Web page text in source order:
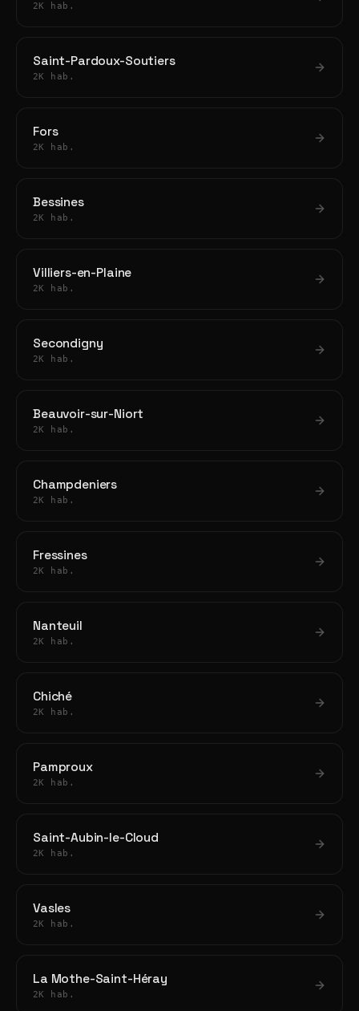
2K hab.
Saint-Pardoux-Soutiers
2K hab.
Fors
2K hab.
Bessines
2K hab.
Villiers-en-Plaine
2K hab.
Secondigny
2K hab.
Beauvoir-sur-Niort
2K hab.
Champdeniers
2K hab.
Fressines
2K hab.
Nanteuil
2K hab.
Chiché
2K hab.
Pamproux
2K hab.
Saint-Aubin-le-Cloud
2K hab.
Vasles
2K hab.
La Mothe-Saint-Héray
2K hab.